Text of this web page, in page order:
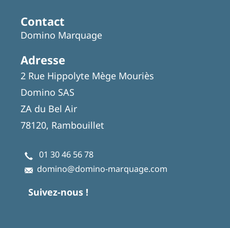
Contact
Domino Marquage
Adresse
2 Rue Hippolyte Mège Mouriès
Domino SAS
ZA du Bel Air
78120, Rambouillet
01 30 46 56 78
domino@domino-marquage.com
Suivez-nous !